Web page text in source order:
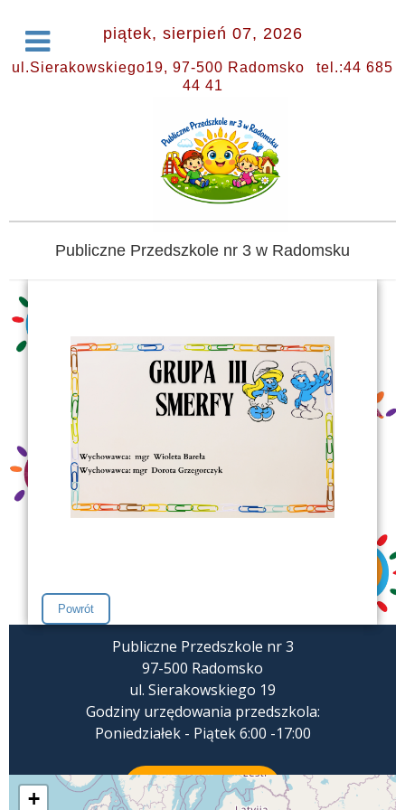
piątek, sierpień 07, 2026
ul.Sierakowskiego19, 97-500 Radomsko
tel.:44 685
44 41
Publiczne Przedszkole nr 3 w Radomsku
Publiczne Przedszkole nr 3
97-500 Radomsko
ul. Sierakowskiego 19
Godziny urzędowania przedszkola:
Poniedziałek - Piątek 6:00 -17:00
ZADZWOŃ
+